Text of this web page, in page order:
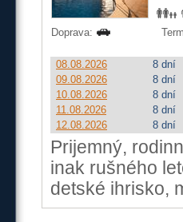
Doprava:
08.08.2026
8 dní
09.08.2026
8 dní
10.08.2026
8 dní
11.08.2026
8 dní
12.08.2026
8 dní
Prijemný,
inak rušného
detské ihrisko,